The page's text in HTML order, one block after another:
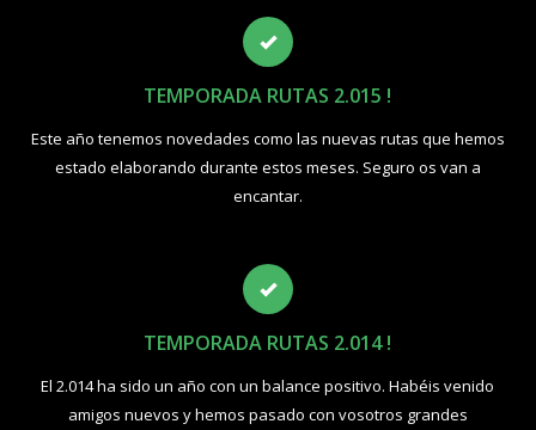
TEMPORADA RUTAS 2.015 !
Este año tenemos novedades como las nuevas rutas que hemos
estado elaborando durante estos meses. Seguro os van a
encantar.
TEMPORADA RUTAS 2.014 !
El 2.014 ha sido un año con un balance positivo. Habéis venido
amigos nuevos y hemos pasado con vosotros grandes